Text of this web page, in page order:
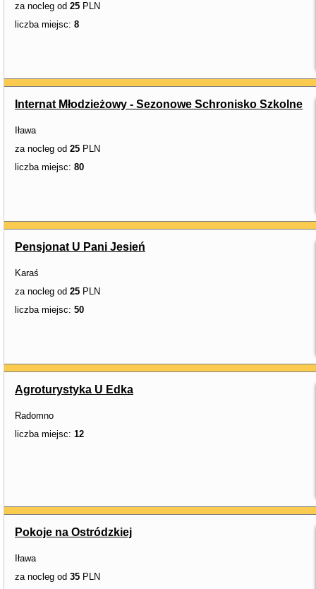
za nocleg od 25 PLN
liczba miejsc: 8
Internat Młodzieżowy - Sezonowe Schronisko Szkolne
Iława
za nocleg od 25 PLN
liczba miejsc: 80
Pensjonat U Pani Jesień
Karaś
za nocleg od 25 PLN
liczba miejsc: 50
Agroturystyka U Edka
Radomno
liczba miejsc: 12
Pokoje na Ostródzkiej
Iława
za nocleg od 35 PLN